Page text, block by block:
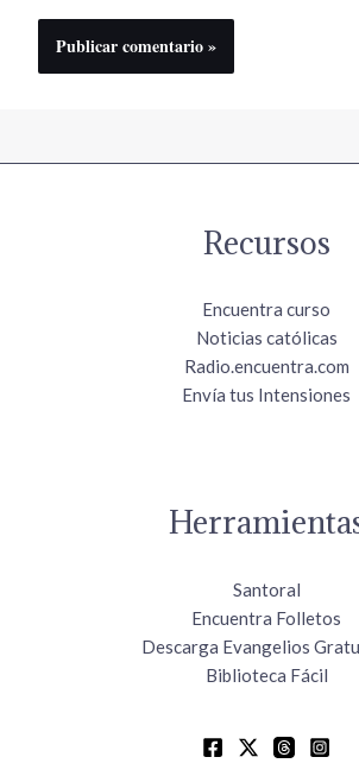
Recursos
Encuentra curso
Noticias católicas
Radio.encuentra.com
Envía tus Intensiones
Santoral
Encuentra Folletos
Descarga Evangelios
Biblioteca Fácil